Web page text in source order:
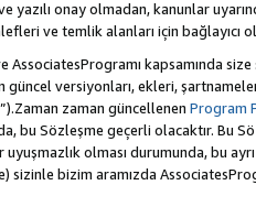
yazılı onay olmadan, kanunlar
ve temlik alanları için bağlayıcı
AssociatesProgramı kapsamında
versiyonları, ekleri,
”).Zaman zaman güncellenen Program
bu Sözleşme geçerli olacaktır. Bu
uyuşmazlık olması durumunda, bu
sizinle bizim aramızda